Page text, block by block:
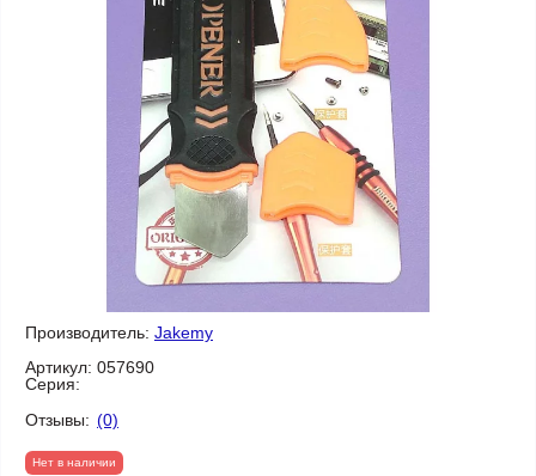
Производитель: Jakemy
Артикул: 057690
Серия:
Отзывы: (0)
Нет в наличии